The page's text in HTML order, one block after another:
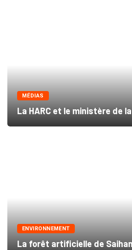
MÉDIAS
La HARC et le ministère de la
ENVIRONNEMENT
La forêt artificielle de